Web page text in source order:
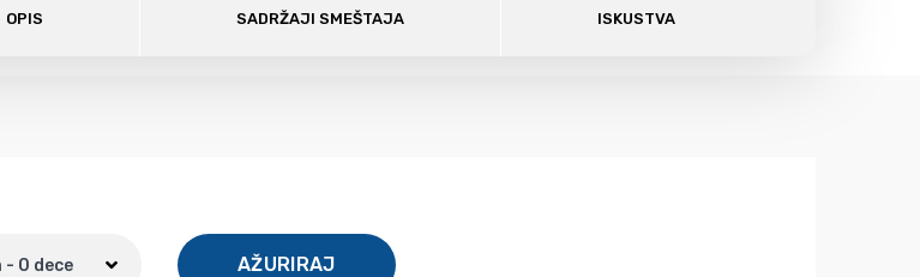
OPIS SADRŽAJI SMEŠTAJA ISKUSTVA
- 0 dece AŽURIRAJ